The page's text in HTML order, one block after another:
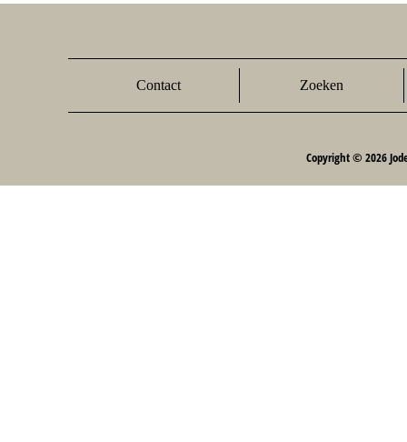
Contact Zoeken
Copyright © 2026